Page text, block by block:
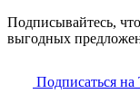
Подписывайтесь,
выгодных
Подписаться на